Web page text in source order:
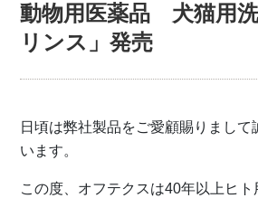
動物用医薬品 犬猫用
リンス」発売
日頃は弊社製品をご愛顧賜りまし
います。
この度、オフテクスは40年以上ヒ